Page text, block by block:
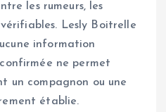
les rumeurs, les
Lesly Boitrelle
information
ne permet
un compagnon ou une
établie.